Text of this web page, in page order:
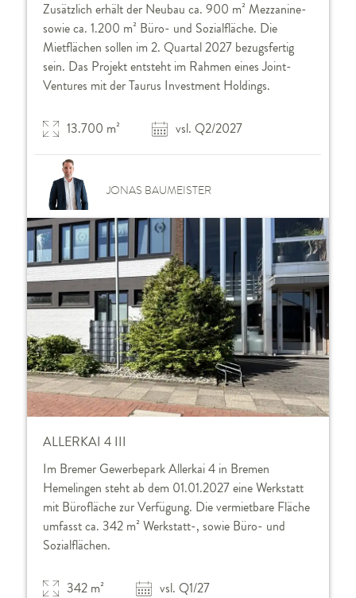
Zusätzlich erhält der Neubau ca. 900 m² Mezzanine-
sowie ca. 1.200 m² Büro- und Sozialfläche. Die
Mietflächen sollen im 2. Quartal 2027 bezugsfertig
sein. Das Projekt entsteht im Rahmen eines Joint-
Ventures mit der Taurus Investment Holdings.
13.700 m² vsl. Q2/2027
JONAS BAUMEISTER
ALLERKAI 4 III
Im Bremer Gewerbepark Allerkai 4 in Bremen
Hemelingen steht ab dem 01.01.2027 eine Werkstatt
mit Bürofläche zur Verfügung. Die vermietbare Fläche
umfasst ca. 342 m² Werkstatt-, sowie Büro- und
Sozialflächen.
342 m² vsl. Q1/27